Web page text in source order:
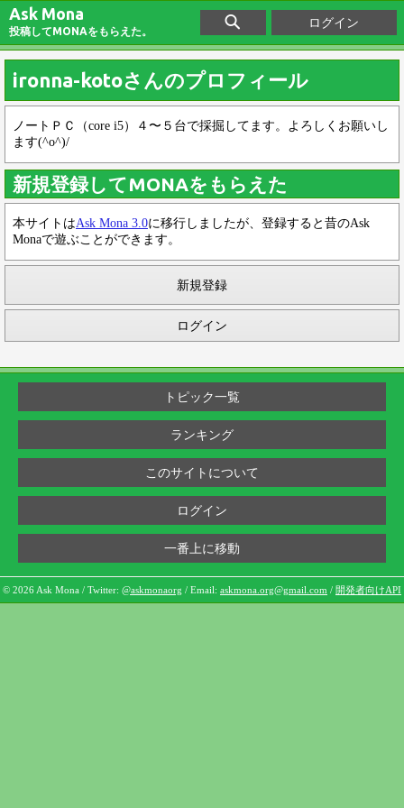
Ask Mona
投稿してMONAをもらえた。
ログイン
ironna-kotoさんのプロフィール
ノートＰＣ（core i5）４〜５台で採掘してます。よろしくお願いし
ます(^o^)/
新規登録してMONAをもらえた
本サイトはAsk Mona 3.0に移行しましたが、登録すると昔のAsk
Monaで遊ぶことができます。
新規登録
ログイン
トピック一覧
ランキング
このサイトについて
ログイン
一番上に移動
© 2026 Ask Mona / Twitter: @askmonaorg / Email: askmona.org@gmail.com / 開発者向けAPI